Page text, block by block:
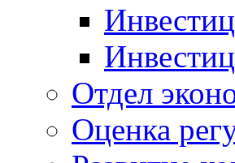
Отдел
Оценка